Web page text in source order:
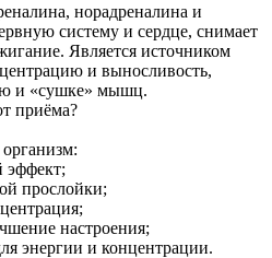
норадреналина и
систему и сердце, снимает
Является источником
и выносливость,
и «сушке» мышц.
приёма?
прослойки;
настроения;
энергии и концентрации.